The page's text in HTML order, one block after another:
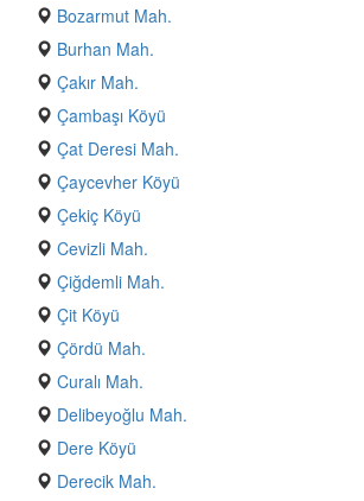
Bozarmut Mah.
Burhan Mah.
Çakır Mah.
Çambaşı Köyü
Çat Deresi Mah.
Çaycevher Köyü
Çekiç Köyü
Cevizli Mah.
Çiğdemli Mah.
Çit Köyü
Çördü Mah.
Curalı Mah.
Delibeyoğlu Mah.
Dere Köyü
Derecik Mah.